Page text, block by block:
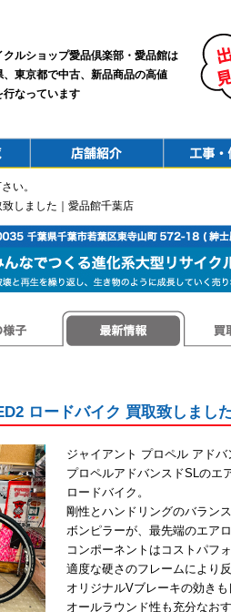
クルショップ愛品倶楽部・愛品館は
、東京都で中古、新品商品の高値
行なっています
い。
しました｜愛品館千葉店
ロードバイク 買取致しまし
ジャイアント プロペル アドバ
プロペルアドバンスドSLのエ
ロードバイク。
剛性とハンドリングのバラン
ボンピラーが、最先端のエア
コンポーネントはコストパフ
適度な硬さのフレームにより
オリジナルVブレーキの効きも
オールラウンド性も充分なお